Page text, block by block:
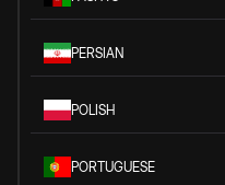
PERSIAN
POLISH
PORTUGUESE